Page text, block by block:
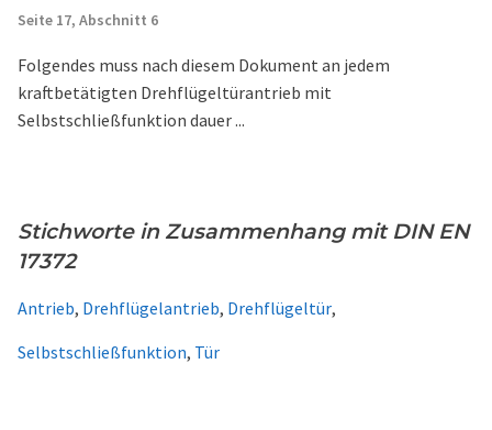
Seite 17, Abschnitt 6
Folgendes muss nach diesem Dokument an jedem
kraftbetätigten Drehflügeltürantrieb mit
Selbstschließfunktion dauer ...
Stichworte in Zusammenhang mit DIN EN
17372
Antrieb, Drehflügelantrieb, Drehflügeltür,
Selbstschließfunktion, Tür